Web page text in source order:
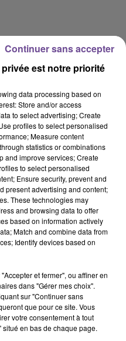
05 2026 18h30
2026 18H30
est notre priorité
data processing based on
Store and/or access
to select advertising; Create
profiles to select personalised
Measure content
statistics or combinations
and improve services; Create
to select personalised
Ensure security, prevent and
present advertising and content;
These technologies may
and browsing data to offer
based on information actively
Match and combine data from
Identify devices based on
et fermer", ou affiner en
dans "Gérer mes choix".
sur "Continuer sans
que pour ce site. Vous
votre consentement à tout
en bas de chaque page.
Continuer sans accepter